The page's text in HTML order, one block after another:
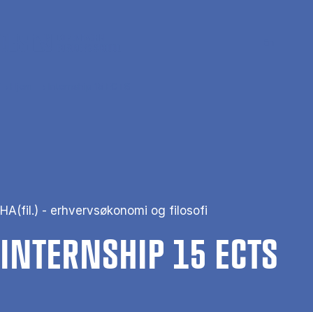
HA(fil.) - erhvervsøkonomi og filosofi
IN­TERNS­HIP 15 ECTS